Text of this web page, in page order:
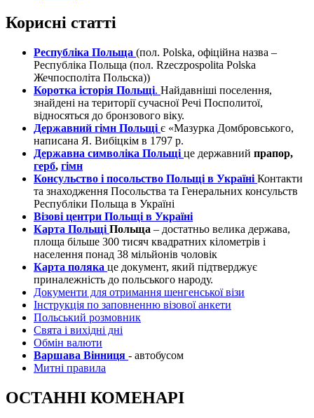
Корисні статті
Республіка Польща (пол. Polska, офіційна назва –
Республіка Польща (пол. Rzeczpospolita Polska
Жечпосполіта Польска))
Коротка історія Польщі. Найдавніші поселення,
знайдені на території сучасної Речі Посполитої,
відносяться до бронзового віку.
Державний гімн Польщі є «Мазурка Домбровського,
написана Я. Вибіцкім в 1797 р.
Державна символіка Польщі це державний прапор,
герб, гімн
Консульство і посольство Польщі в Україні Контакти
та знаходження Посольства та Генеральних консульств
Республіки Польща в Україні
Візові центри Польщі в Україні
Карта Польщі Польща – достатньо велика держава,
площа більше 300 тисяч квадратних кілометрів і
населення понад 38 мільйонів чоловік
Карта поляка це документ, який підтверджує
приналежність до польського народу.
Документи для отримання шенгенської візи
Інструкція по заповненню візової анкети
Польський розмовник
Свята і вихідні дні
Обмін валюти
Варшава Вінниця - автобусом
Митні правила
ОСТАННІ КОМЕНАРІ